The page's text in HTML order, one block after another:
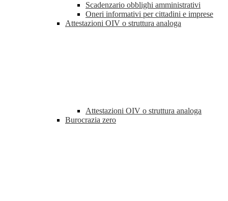
Scadenzario obblighi amministrativi
Oneri informativi per cittadini e imprese
Attestazioni OIV o struttura analoga
Attestazioni OIV o struttura analoga
Burocrazia zero